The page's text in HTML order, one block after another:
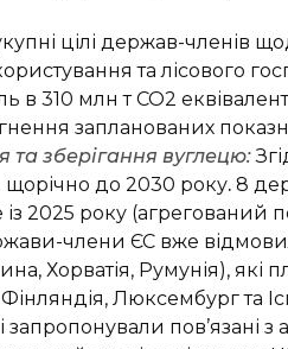
цілі держав-членів
та лісового
в 310 млн т CO2
запланованих
та зберігання вуглецю:
щорічно до 2030 року. 8
2025 року (агрегований
члени ЄС вже
Хорватія, Румунія), які
Люксембург та
запропонували пов’язані